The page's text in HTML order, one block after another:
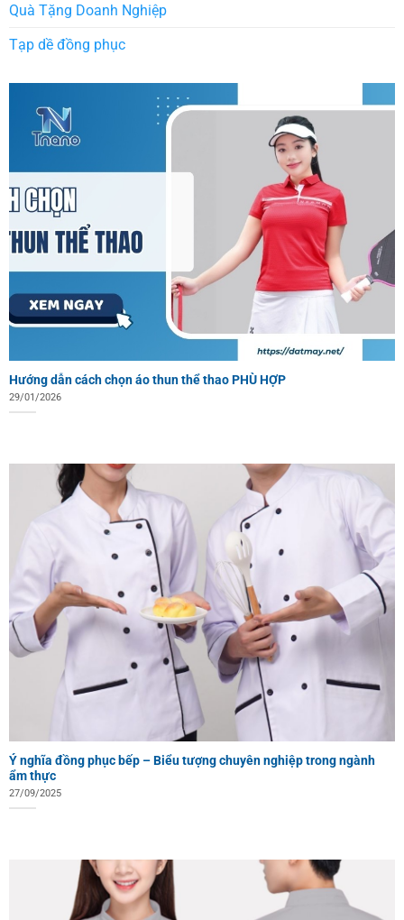
Quà Tặng Doanh Nghiệp
Tạp dề đồng phục
Hướng dẫn cách chọn áo thun thể thao PHÙ HỢP
29/01/2026
Ý nghĩa đồng phục bếp – Biểu tượng chuyên nghiệp trong ngành
ẩm thực
27/09/2025